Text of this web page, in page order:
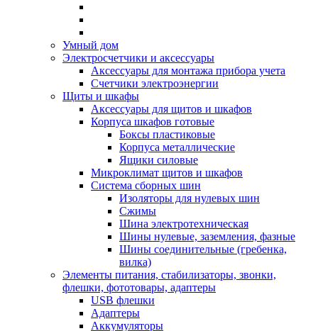
Умный дом
Электросчетчики и аксессуары
Аксессуары для монтажа прибора учета
Счетчики электроэнергии
Щиты и шкафы
Аксессуары для щитов и шкафов
Корпуса шкафов готовые
Боксы пластиковые
Корпуса металлические
Ящики силовые
Микроклимат щитов и шкафов
Система сборных шин
Изоляторы для нулевых шин
Сжимы
Шина электротехническая
Шины нулевые, заземления, фазные
Шины соединительные (гребенка,
вилка)
Элементы питания, стабилизаторы, звонки,
флешки, фототовары, адаптеры
USB флешки
Адаптеры
Аккумуляторы